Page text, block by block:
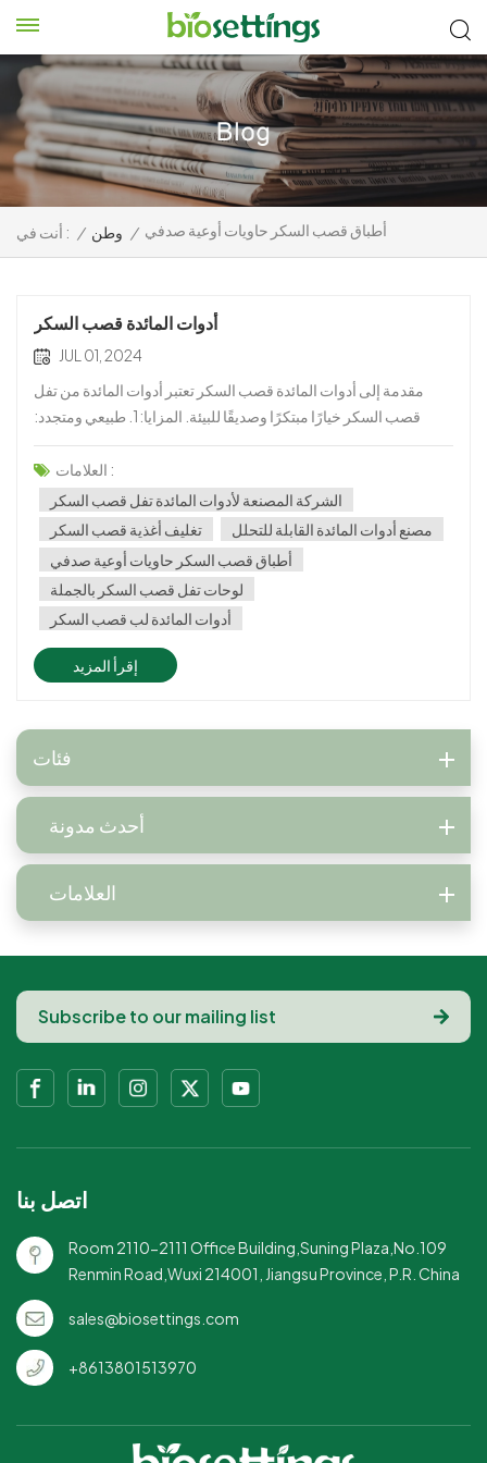
أنت في : / وطن / أطباق قصب السكر حاويات أوعية صدفي
أدوات المائدة قصب السكر
JUL 01, 2024
مقدمة إلى أدوات المائدة قصب السكر تعتبر أدوات المائدة من تفل
قصب السكر خيارًا مبتكرًا وصديقًا للبيئة. المزايا:1. طبيعي ومتجدد:
مصنوع من تفل قصب السكر، وهو متوافر بكثرة حيث أن قصب السكر
من المحاصيل التي تنمو على نطاق واسع. المواد يمكن الوصول إليها
بسهولة ومستدامة.2. قابلة للتحلل الحيوي وصدي...
العلامات :
الشركة المصنعة لأدوات المائدة تفل قصب السكر
تغليف أغذية قصب السكر
مصنع أدوات المائدة القابلة للتحلل
أطباق قصب السكر حاويات أوعية صدفي
لوحات تفل قصب السكر بالجملة
أدوات المائدة لب قصب السكر
إقرأ المزيد
فئات
أحدث مدونة
العلامات
اتصل بنا
Room 2110-2111 Office Building,Suning Plaza,No.109
Renmin Road,Wuxi 214001, Jiangsu Province, P.R. China
sales@biosettings.com
+8613801513970